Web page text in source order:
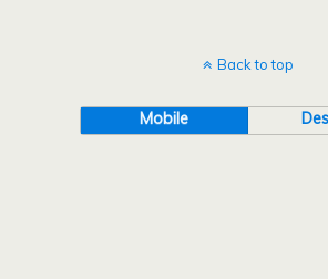
Back to top
Mobile